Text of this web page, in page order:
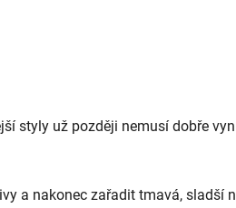
styly už později nemusí dobře
a nakonec zařadit tmavá, sladší